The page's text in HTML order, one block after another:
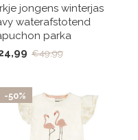
jongens winterjas
waterafstotend
parka
€49,99
-50%